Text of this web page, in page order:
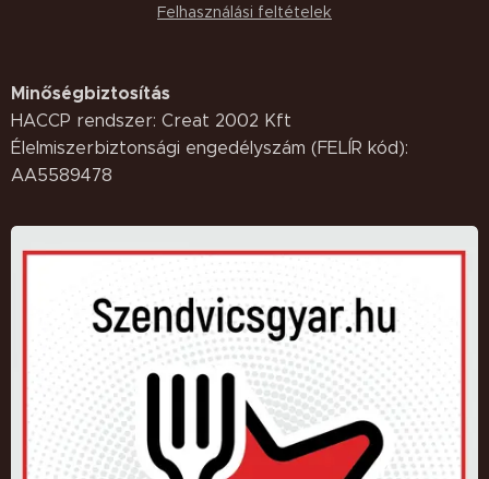
Felhasználási feltételek
Minőségbiztosítás
HACCP rendszer: Creat 2002 Kft
Élelmiszerbiztonsági engedélyszám (FELÍR kód):
AA5589478